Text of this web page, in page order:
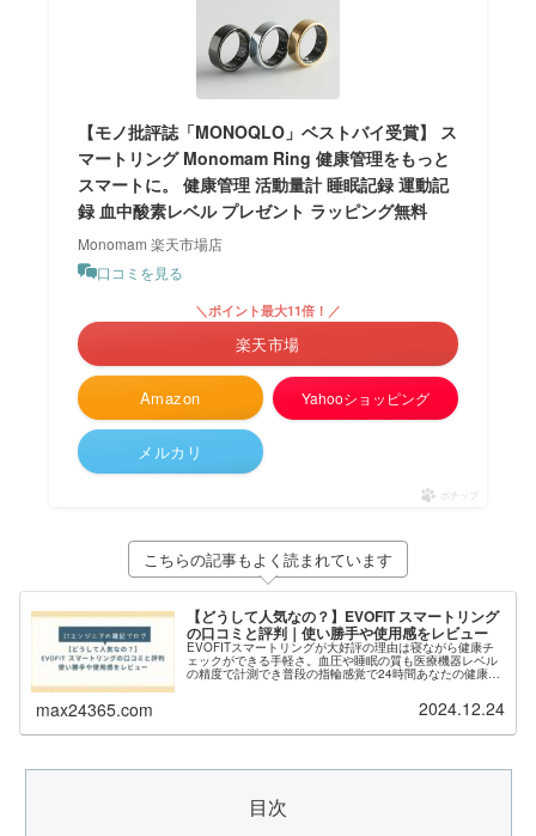
【モノ批評誌「MONOQLO」ベストバイ受賞】 ス
マートリング Monomam Ring 健康管理をもっと
スマートに。 健康管理 活動量計 睡眠記録 運動記
録 血中酸素レベル プレゼント ラッピング無料
Monomam 楽天市場店
口コミを見る
Amazon
＼ポイント最大11倍！／
楽天市場
Yahooショッピング
メルカリ
ポチップ
こちらの記事もよく読まれています
【どうして人気なの？】EVOFIT スマートリング
の口コミと評判｜使い勝手や使用感をレビュー
EVOFITスマートリングが大好評の理由は寝ながら健康チ
ェックができる手軽さ。血圧や睡眠の質も医療機器レベル
の精度で計測でき普段の指輪感覚で24時間あなたの健康を
max24365.com 2024.12.24
目次